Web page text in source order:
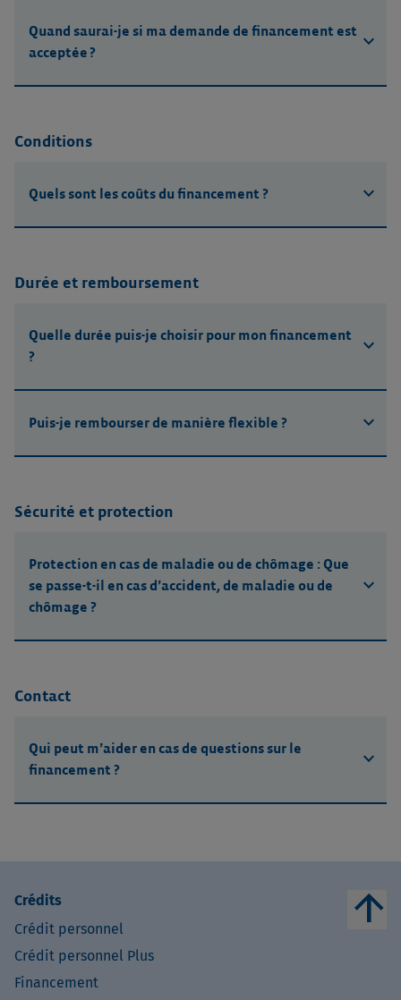
Quand saurai-je si ma demande de financement est
acceptée ?
expand_more
Conditions
Quels sont les coûts du financement ? expand_more
Durée et remboursement
Quelle durée puis-je choisir pour mon financement
?
expand_more
Puis-je rembourser de manière flexible ? expand_more
Sécurité et protection
Protection en cas de maladie ou de chômage : Que
se passe-t-il en cas d’accident, de maladie ou de
chômage ?
expand_more
Contact
Qui peut m’aider en cas de questions sur le
financement ?
expand_more
Crédits
Crédit personnel
Crédit personnel Plus
Financement
arrow_upward